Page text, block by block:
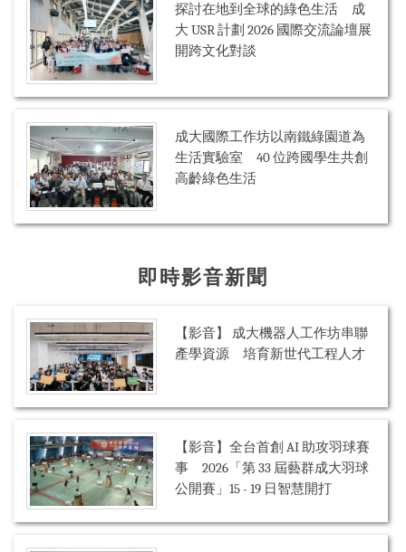
探討在地到全球的綠色生活 成
大 USR 計劃 2026 國際交流論壇展
開跨文化對談
成大國際工作坊以南鐵綠園道為
生活實驗室 40 位跨國學生共創
高齡綠色生活
即時影音新聞
【影音】 成大機器人工作坊串聯
產學資源 培育新世代工程人才
【影音】全台首創 AI 助攻羽球賽
事 2026「第 33 屆藝群成大羽球
公開賽」15 - 19 日智慧開打